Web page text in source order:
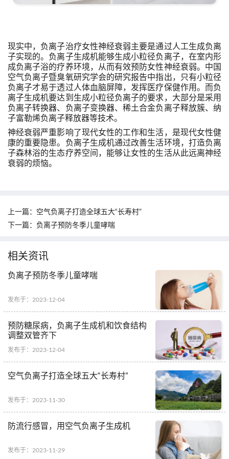
现实中，负离子治疗女性神经衰弱主要是通过人工生成负离
子实现的。负离子生成机能够生成小粒径负离子，在室内形
成负离子浴的疗养环境，从而有效预防女性神经衰弱。中国
空气负离子暨臭氧研究学会的研究报告中指出，只有小粒径
负离子才易于透过人体血脑屏障，发挥医疗保健作用。而负
离子生成机要达到生成小粒径负离子的要求，大部分是采用
负离子转换器、负离子变换器、稀土合金负离子释放簇、纳
子富勒烯负离子释放器等技术。
神经衰弱严重影响了现代女性的工作和生活，是现代女性健
康的重要隐患。负离子生成机通过改善生活环境，打造负离
子森林浴的生态疗养空间，能够让女性的生活从此远离神经
衰弱的烦恼。
上一篇： 空气负离子打造全球五大“长寿村”
下一篇： 负离子预防冬季儿童哮喘
相关资讯
负离子预防冬季儿童哮喘
发布于：2023-12-04
预防糖尿病，负离子生成机和饮食结构
调整双管齐下
发布于：2023-12-04
空气负离子打造全球五大“长寿村”
发布于：2023-11-30
防流行感冒，用空气负离子生成机
发布于：2023-11-29